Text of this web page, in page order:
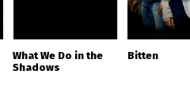
What We Do in the
Shadows
Bitten